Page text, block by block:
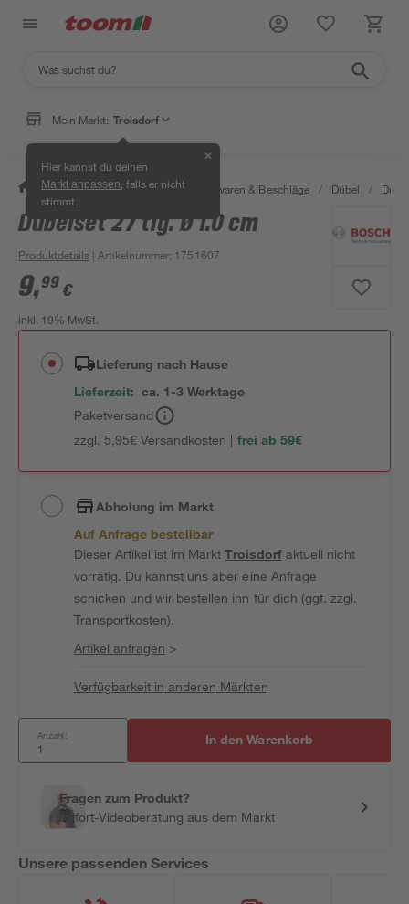
Mein Markt: Troisdorf
Hier kannst du deinen
Markt anpassen , falls er nicht
stimmt.
✕
/ Werkstatt & Maschinen / Eisenwaren & Beschläge / Dübel /
Dübelset 27 tlg. Ø 1.0 cm
Produktdetails | Artikelnummer: 1751607
9,99 €
inkl. 19% MwSt.
Lieferung nach Hause
Lieferzeit: ca. 1-3 Werktage
Paketversand
zzgl. 5,95€ Versandkosten | frei ab 59€
Abholung im Markt
Auf Anfrage bestellbar
Dieser Artikel ist im MarktTroisdorfaktuell nicht
vorrätig. Du kannst uns aber eine Anfrage
schicken und wir bestellen ihn für dich (ggf. zzgl.
Transportkosten).
Artikel anfragen >
Verfügbarkeit in anderen Märkten
Anzahl: In den Warenkorb
Fragen zum Produkt?
Sofort-Videoberatung aus dem Markt
Unsere passenden Services